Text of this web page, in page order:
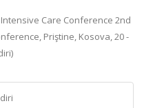
Care Conference 2nd
Priştine, Kosova, 20 -